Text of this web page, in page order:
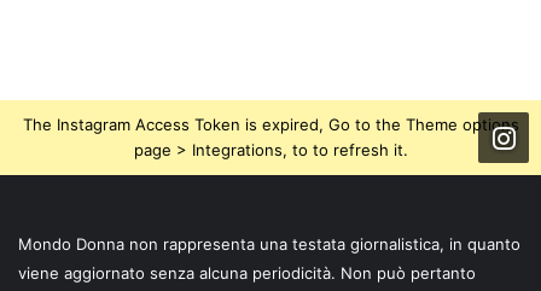
The Instagram Access Token is expired, Go to the Theme options
page > Integrations, to to refresh it.
Mondo Donna non rappresenta una testata giornalistica, in quanto
viene aggiornato senza alcuna periodicità. Non può pertanto